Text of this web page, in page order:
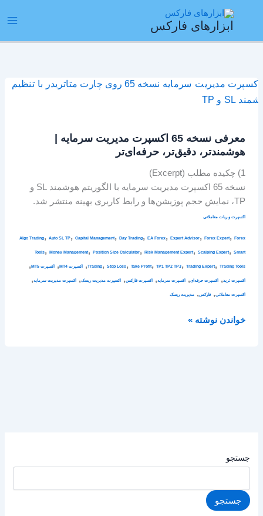
ابزارهای فارکس
جستجو
جستجو
معرفی نسخه 65 اکسپرت مدیریت سرمایه |
هوشمندتر، دقیق‌تر، حرفه‌ای‌تر
1) چکیده مطلب (Excerpt)
نسخه 65 اکسپرت مدیریت سرمایه با الگوریتم هوشمند SL و
TP، نمایش حجم پوزیشن‌ها و رابط کاربری بهینه منتشر شد.
اکسپرت و ربات معاملاتی
Algo Trading,Auto SL TP,Capital Management,Day Trading,EA Forex,Expert Advisor,Forex Expert,Forex
Tools,Money Management,Position Size Calculator,Risk Management Expert,Scalping Expert,Smart
Trading,Stop Loss,Take Profit,TP1 TP2 TP3,Trading Expert,Trading Tools
, اکسپرت MT4 , اکسپرت MT5 ,
اکسپرت ترید, اکسپرت حرفه‌ای, اکسپرت سرمایه, اکسپرت فارکس, اکسپرت مدیریت ریسک, اکسپرت مدیریت سرمایه,
اکسپرت معاملاتی, فارکس, مدیریت ریسک
معرفی
نسخه
مدیریت
سرمایه
هوشمندتر،
دقیق‌تر،
خواندن نوشته »